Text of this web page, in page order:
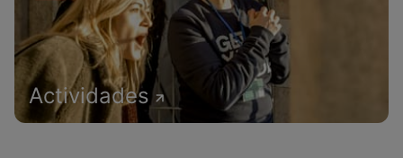
Actividades